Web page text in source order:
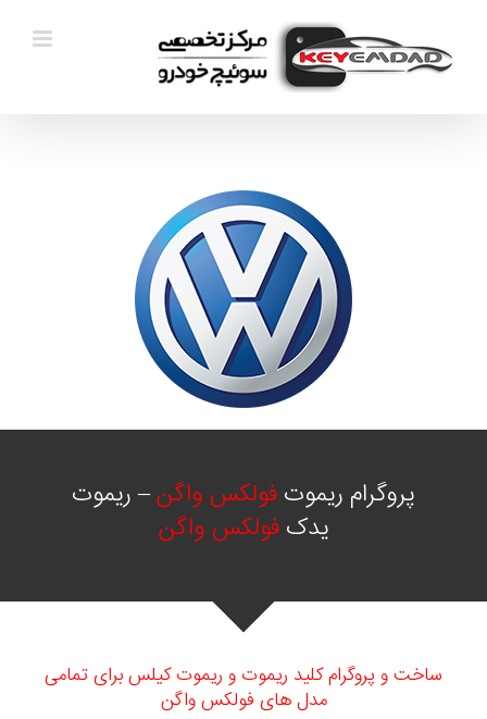
content
پروگرام ریموتفولکس واگن– ریموت
یدکفولکس واگن
ساخت و پروگرام کلید ریموت و ریموت کیلس برای تمامی
مدل های فولکس واگن